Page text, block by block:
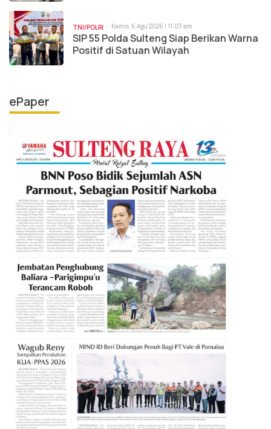
TNI/POLRI Kamis, 6 Agu 2026 | 11:03 am
SIP 55 Polda Sulteng Siap Berikan Warna
Positif di Satuan Wilayah
ePaper